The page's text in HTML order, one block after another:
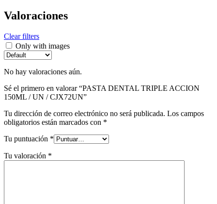
Valoraciones
Clear filters
Only with images
No hay valoraciones aún.
Sé el primero en valorar “PASTA DENTAL TRIPLE ACCION
150ML / UN / CJX72UN”
Tu dirección de correo electrónico no será publicada. Los campos
obligatorios están marcados con *
Tu puntuación *
Tu valoración *